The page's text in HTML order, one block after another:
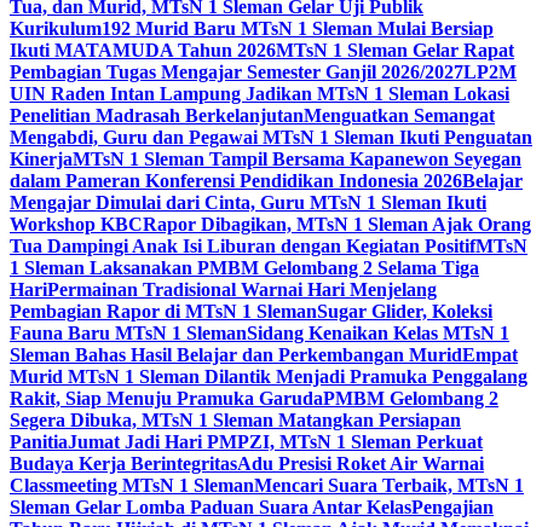
Tua, dan Murid, MTsN 1 Sleman Gelar Uji Publik
Kurikulum192 Murid Baru MTsN 1 Sleman Mulai Bersiap
Ikuti MATAMUDA Tahun 2026MTsN 1 Sleman Gelar Rapat
Pembagian Tugas Mengajar Semester Ganjil 2026/2027LP2M
UIN Raden Intan Lampung Jadikan MTsN 1 Sleman Lokasi
Penelitian Madrasah BerkelanjutanMenguatkan Semangat
Mengabdi, Guru dan Pegawai MTsN 1 Sleman Ikuti Penguatan
KinerjaMTsN 1 Sleman Tampil Bersama Kapanewon Seyegan
dalam Pameran Konferensi Pendidikan Indonesia 2026Belajar
Mengajar Dimulai dari Cinta, Guru MTsN 1 Sleman Ikuti
Workshop KBCRapor Dibagikan, MTsN 1 Sleman Ajak Orang
Tua Dampingi Anak Isi Liburan dengan Kegiatan PositifMTsN
1 Sleman Laksanakan PMBM Gelombang 2 Selama Tiga
HariPermainan Tradisional Warnai Hari Menjelang
Pembagian Rapor di MTsN 1 SlemanSugar Glider, Koleksi
Fauna Baru MTsN 1 SlemanSidang Kenaikan Kelas MTsN 1
Sleman Bahas Hasil Belajar dan Perkembangan MuridEmpat
Murid MTsN 1 Sleman Dilantik Menjadi Pramuka Penggalang
Rakit, Siap Menuju Pramuka GarudaPMBM Gelombang 2
Segera Dibuka, MTsN 1 Sleman Matangkan Persiapan
PanitiaJumat Jadi Hari PMPZI, MTsN 1 Sleman Perkuat
Budaya Kerja BerintegritasAdu Presisi Roket Air Warnai
Classmeeting MTsN 1 SlemanMencari Suara Terbaik, MTsN 1
Sleman Gelar Lomba Paduan Suara Antar KelasPengajian